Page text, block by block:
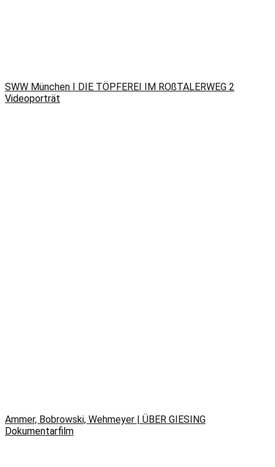
SWW München I DIE TÖPFEREI IM ROßTALERWEG 2
Videoporträt
Ammer, Bobrowski, Wehmeyer | ÜBER GIESING
Dokumentarfilm